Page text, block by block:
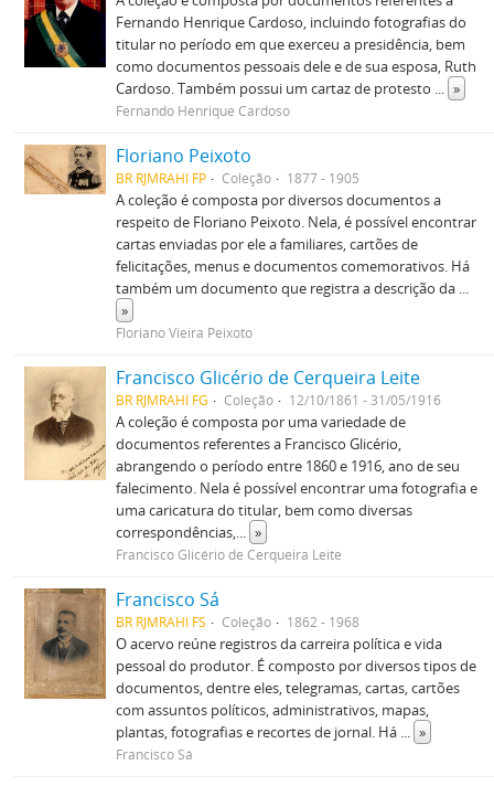
Fernando Henrique Cardoso, incluindo fotografias do
titular no período em que exerceu a presidência, bem
como documentos pessoais dele e de sua esposa, Ruth
Cardoso. Também possui um cartaz de protesto ... »
Fernando Henrique Cardoso
Floriano Peixoto
BR RJMRAHI FP Coleção 1877 - 1905
A coleção é composta por diversos documentos a
respeito de Floriano Peixoto. Nela, é possível encontrar
cartas enviadas por ele a familiares, cartões de
felicitações, menus e documentos comemorativos. Há
também um documento que registra a descrição da ...
»
Floriano Vieira Peixoto
Francisco Glicério de Cerqueira Leite
BR RJMRAHI FG Coleção 12/10/1861 - 31/05/1916
A coleção é composta por uma variedade de
documentos referentes a Francisco Glicério,
abrangendo o período entre 1860 e 1916, ano de seu
falecimento. Nela é possível encontrar uma fotografia e
uma caricatura do titular, bem como diversas
correspondências,... »
Francisco Glicério de Cerqueira Leite
Francisco Sá
BR RJMRAHI FS Coleção 1862 - 1968
O acervo reúne registros da carreira política e vida
pessoal do produtor. É composto por diversos tipos de
documentos, dentre eles, telegramas, cartas, cartões
com assuntos políticos, administrativos, mapas,
plantas, fotografias e recortes de jornal. Há ... »
Francisco Sá